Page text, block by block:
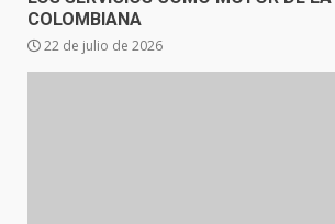
COLOMBIANA
22 de julio de 2026